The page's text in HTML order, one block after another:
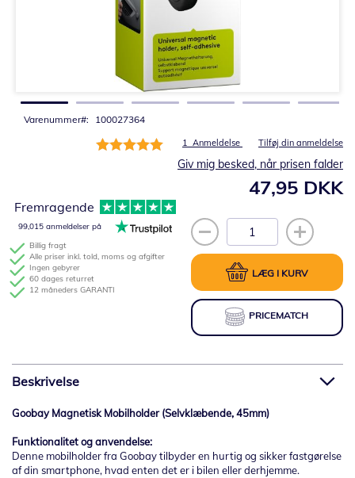
Varenummer 100027364
Bedømmelse:
1 Anmeldelse Tilføj din anmeldelse
47,95 DKK
Giv mig besked, når prisen falder
LÆG I KURV
PRICEMATCH
Billig fragt
Alle priser inkl. told, moms og afgifter
Ingen gebyrer
60 dages returret
12 måneders GARANTI
Fremragende
99,015 anmeldelser på
billedgalleriet
Beskrivelse
Goobay Magnetisk Mobilholder (Selvklæbende, 45mm)
Funktionalitet og anvendelse:
Denne mobilholder fra Goobay tilbyder en hurtig og sikker fastgørelse
af din smartphone, hvad enten det er i bilen eller derhjemme.